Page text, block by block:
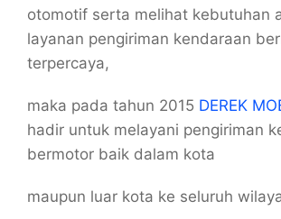
otomotif serta melihat kebutuhan
layanan pengiriman kendaraan
terpercaya,
maka pada tahun 2015 DEREK
hadir untuk melayani pengiriman
bermotor baik dalam kota
maupun luar kota ke seluruh